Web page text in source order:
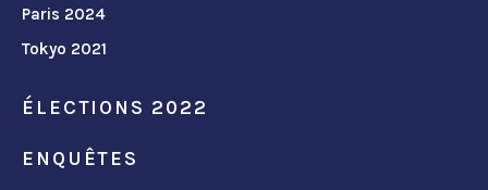
Paris 2024
Tokyo 2021
ÉLECTIONS 2022
ENQUÊTES